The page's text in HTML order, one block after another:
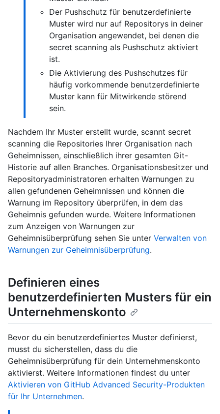
Der Pushschutz für benutzerdefinierte
Muster wird nur auf Repositorys in deiner
Organisation angewendet, bei denen die
secret scanning als Pushschutz aktiviert
ist.
Die Aktivierung des Pushschutzes für
häufig vorkommende benutzerdefinierte
Muster kann für Mitwirkende störend
sein.
Nachdem Ihr Muster erstellt wurde, scannt secret
scanning die Repositories Ihrer Organisation nach
Geheimnissen, einschließlich ihrer gesamten Git-
Historie auf allen Branches. Organisationsbesitzer und
Repositoryadministratoren erhalten Warnungen zu
allen gefundenen Geheimnissen und können die
Warnung im Repository überprüfen, in dem das
Geheimnis gefunden wurde. Weitere Informationen
zum Anzeigen von Warnungen zur
Geheimnisüberprüfung sehen Sie unter Verwalten von
Warnungen zur Geheimnisüberprüfung.
Definieren eines
benutzerdefinierten Musters für ein
Unternehmenskonto
Bevor du ein benutzerdefiniertes Muster definierst,
musst du sicherstellen, dass du die
Geheimnisüberprüfung für dein Unternehmenskonto
aktivierst. Weitere Informationen findest du unter
Aktivieren von GitHub Advanced Security-Produkten
für Ihr Unternehmen.